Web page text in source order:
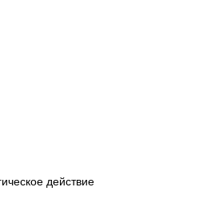
действие